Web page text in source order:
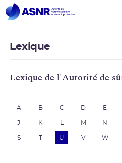
Lexique
Lexique de l'Autorité de
A B C D E
J K M N
S U V W